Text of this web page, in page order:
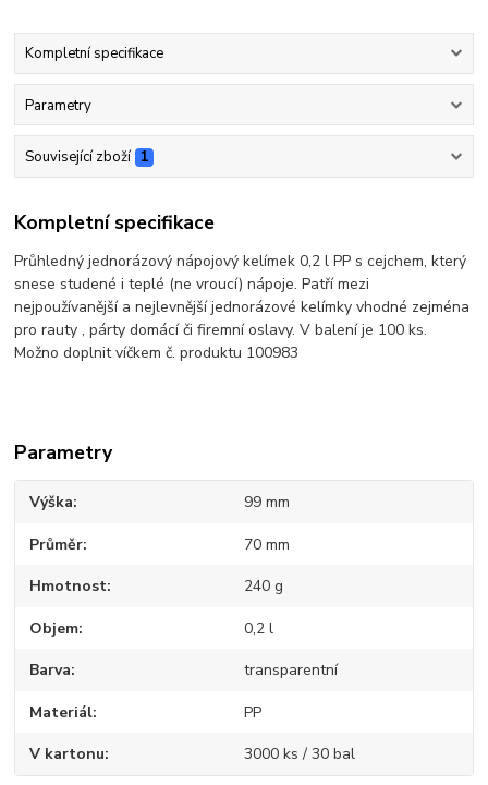
Kompletní specifikace
Parametry
Související zboží 1
Kompletní specifikace
Průhledný jednorázový nápojový kelímek 0,2 l PP s cejchem, který
snese studené i teplé (ne vroucí) nápoje. Patří mezi
nejpoužívanější a nejlevnější jednorázové kelímky vhodné zejména
pro rauty , párty domácí či firemní oslavy. V balení je 100 ks.
Možno doplnit víčkem č. produktu 100983
Parametry
Výška 99 mm
Průměr 70 mm
Hmotnost 240 g
Objem 0,2 l
Barva transparentní
Materiál PP
V kartonu 3000 ks / 30 bal